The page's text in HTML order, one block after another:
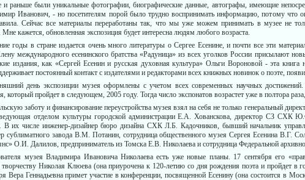
раньше были уни­кальные фотографии, биографи­ческие данные, автографы, имею­щие
Иванович, - но посетителям порой было труд­но воспринимать информацию, потому что
Сейчас все материалы переработаны так, что мы уже можем принимать в музее не
кажется, об­новленная экспозиция будет инте­ресна людям любого возраста.
годы в стране из­дается очень много литературы о Сергее Есенине, и почти все эти
международно­го есенинского братства «Радуни­ца» из всех уголков России при­сылают
издания, как «Сергей Есенин и русская духовная культура» Ольги Вороно­вой - эта
постоянный контакт с издате­лями и редакторами всех книж­ных новинок о поэте,
день экспози­ции музея оформлены с учетом всех современных научных
который пройдет в следующем, 2005 году. Тогда чис­ло экспонатов возрастет уже в пол­тора
заботу и фи­нансирование переустройства му­зея взял на себя не только гене­ральный
отделом культуры городской адми­нистрации Е.А. Хованскова, дирек­тор СЗ СХК
В их чис­ле инженер-дизайнер бюро дизай­на СХК Л.Б. Кадочников, бывший начальник
сублиматного завода В.М. Потанин, сотруд­ница общественного музея Сергея Есенина В.Г.
О.И. Далилов, предприниматель из Томска Е.В. Николаева и сотруд­ница Федеральной
музея Владими­ра Ивановича Николаева есть уже новые планы. 17 сентября его
Николая Клюева (она приурочена к 120-летию со дня рождения поэта и пройдет в
Вера Геннадьевна примет участие в конференции, посвящен­ной Есенину (она состоится в